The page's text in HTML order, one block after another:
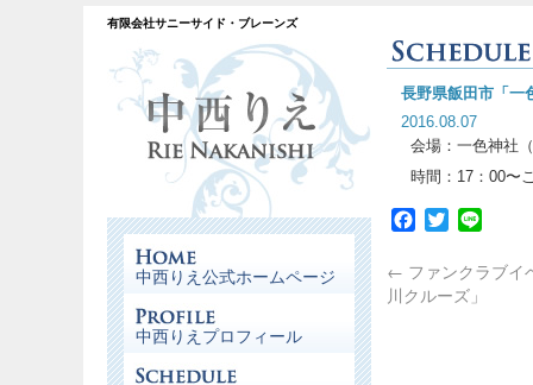
有限会社サニーサイド・ブレーンズ
長野県飯田市「一
2016.08.07
会場：一色神社
時間：17：00〜
Facebook
Twitter
← ファンクラブイ
川クルーズ」
中西りえ公式ホームページ
中西りえプロフィール